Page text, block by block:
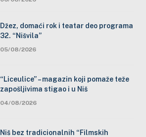
Džez, domaći rok i teatar deo programa
32. “Nišvila”
05/08/2026
“Liceulice” – magazin koji pomaže teže
zapošljivima stigao i u Niš
04/08/2026
Niš bez tradicionalnih “Filmskih